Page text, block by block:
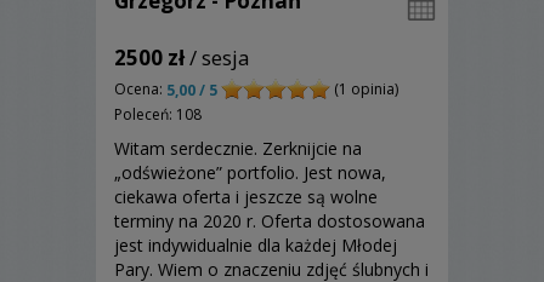
2500 zł/ sesja
Ocena: 5,00 / 5
(1 opinia)
Poleceń: 108
Witam serdecznie. Zerknijcie na
„odświeżone” portfolio. Jest nowa,
ciekawa oferta i jeszcze są wolne
terminy na 2020 r. Oferta dostosowana
jest indywidualnie dla każdej Młodej
Pary. Wiem o znaczeniu zdjęć ślubnych i